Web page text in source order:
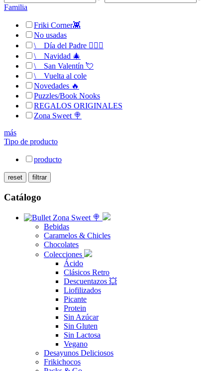
Familia
Friki Corner👾
No usadas
\__ Día del Padre 🙋🏻‍♂️
\__ Navidad 🎄
\__ San Valentín 💘
\__ Vuelta al cole
Novedades 🔥
Puzzles/Book Nooks
REGALOS ORIGINALES
Zona Sweet 🍭
más
Tipo de producto
producto
Catálogo
Zona Sweet 🍭
Bebidas
Caramelos & Chicles
Chocolates
Colecciones
Ácido
Clásicos Retro
Descuentazos 💥
Liofilizados
Picante
Protein
Sin Azúcar
Sin Gluten
Sin Lactosa
Vegano
Desayunos Deliciosos
Frikichocos